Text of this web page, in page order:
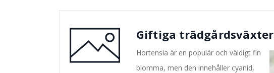
Giftiga trädgårdsväxter
Hortensia är en populär och väldigt fin
blomma, men den innehåller cyanid,